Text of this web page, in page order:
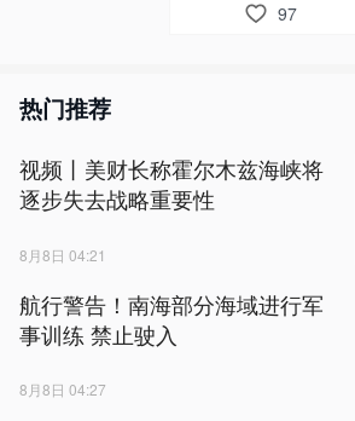
97
热门推荐
视频丨美财长称霍尔木兹海峡将
逐步失去战略重要性
8月8日 04:21
航行警告！南海部分海域进行军
事训练 禁止驶入
8月8日 04:27